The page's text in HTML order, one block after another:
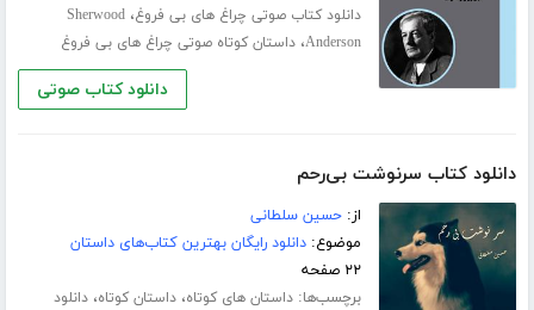
دانلود کتاب صوتی چراغ های بی فروغ،Sherwood
Anderson،داستان کوتاه صوتی چراغ های بی فروغ
دانلود کتاب صوتی
دانلود کتاب سرنوشت بی‌رحم
از:حسین سلطانی
موضوع:دانلود رایگان بهترین کتاب‌های داستان
۲۲ صفحه
برچسب‌ها:داستان های کوتاه،داستان کوتاه،دانلود